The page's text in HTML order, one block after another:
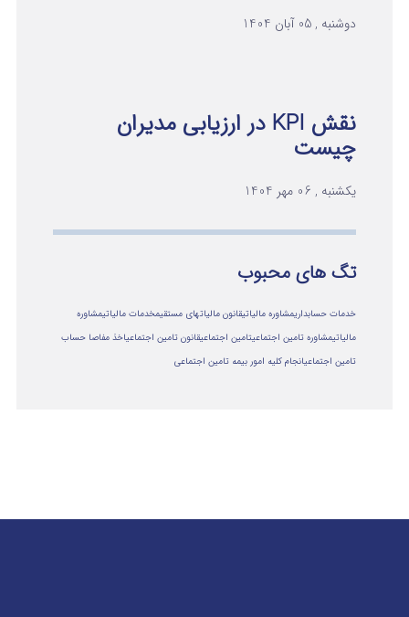
دوشنبه , 05 آبان 1404
نقش KPI در ارزیابی مدیران
چیست
یکشنبه , 06 مهر 1404
تگ های محبوب
خدمات حسابداریمشاوره مالیاتیقانون مالیاتهای مستقیمخدمات مالیاتیمشاوره
مالياتيمشاوره تامین اجتماعیتامین اجتماعیقانون تامین اجتماعیاخذ مفاصا حساب
تامین اجتماعیانجام کلیه امور بیمه تامین اجتماعی